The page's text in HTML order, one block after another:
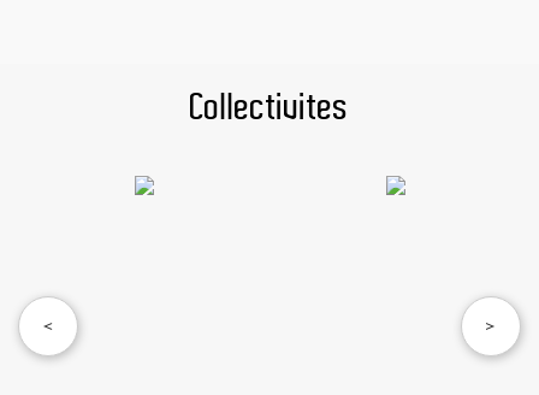
Collectivites
< >